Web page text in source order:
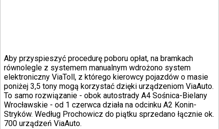
Zapowiedzi
Kultura
Aktualności
Książki
Sztuka
Teatr
Magia
Horoskopy
Aby przyspieszyć procedurę poboru opłat, na bramkach
równolegle z systemem manualnym wdrożono system
elektroniczny ViaToll, z którego kierowcy pojazdów o masie
poniżej 3,5 tony mogą korzystać dzięki urządzeniom ViaAuto.
To samo rozwiązanie - obok autostrady A4 Sośnica-Bielany
Wrocławskie - od 1 czerwca działa na odcinku A2 Konin-
Stryków. Według Prochowicz do piątku sprzedano łącznie ok.
700 urządzeń ViaAuto.